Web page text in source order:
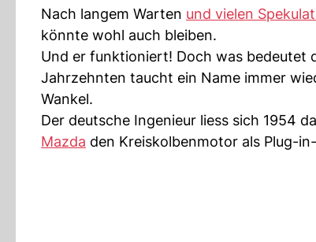
Nach langem Warten und vielen
könnte wohl auch bleiben.
Und er funktioniert! Doch was bedeutet
Jahrzehnten taucht ein Name immer
Wankel.
Der deutsche Ingenieur liess sich 1954
Mazda den Kreiskolbenmotor als Plug-